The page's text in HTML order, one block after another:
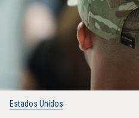
Estados Unidos